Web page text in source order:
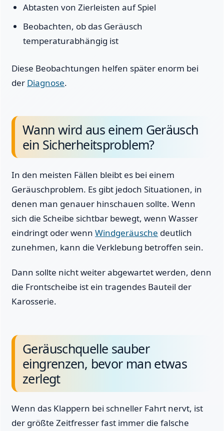
Abtasten von Zierleisten auf Spiel
Beobachten, ob das Geräusch
temperaturabhängig ist
Diese Beobachtungen helfen später enorm bei
der Diagnose.
Wann wird aus einem Geräusch
ein Sicherheitsproblem?
In den meisten Fällen bleibt es bei einem
Geräuschproblem. Es gibt jedoch Situationen, in
denen man genauer hinschauen sollte. Wenn
sich die Scheibe sichtbar bewegt, wenn Wasser
eindringt oder wenn Windgeräusche deutlich
zunehmen, kann die Verklebung betroffen sein.
Dann sollte nicht weiter abgewartet werden, denn
die Frontscheibe ist ein tragendes Bauteil der
Karosserie.
Geräuschquelle sauber
eingrenzen, bevor man etwas
zerlegt
Wenn das Klappern bei schneller Fahrt nervt, ist
der größte Zeitfresser fast immer die falsche